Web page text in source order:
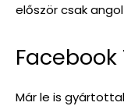
először csak
Facebook
Már le is